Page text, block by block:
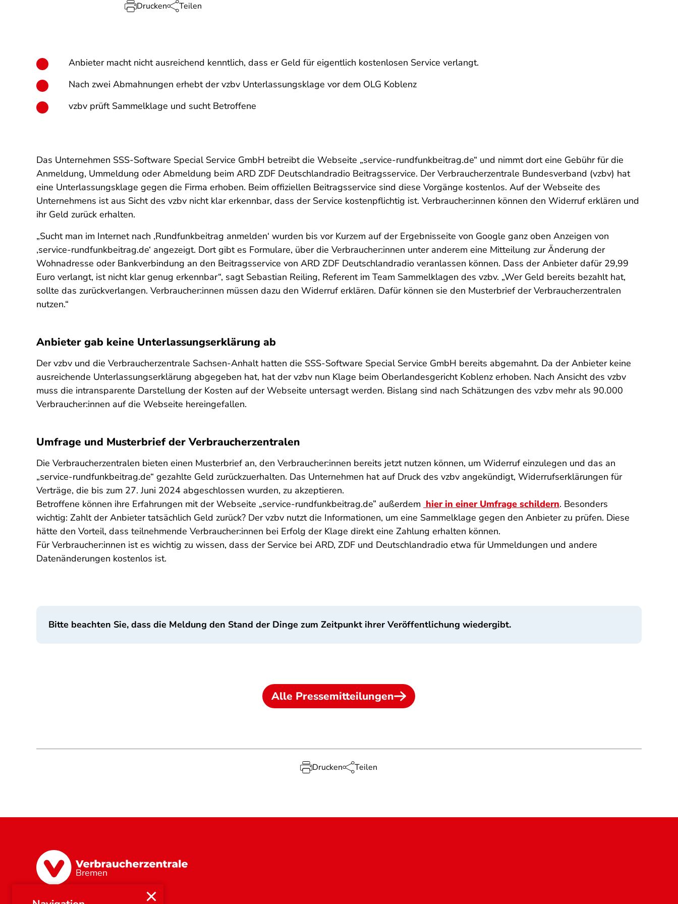
Drucken Teilen
Anbieter macht nicht ausreichend kenntlich, dass er Geld für eigentlich kostenlosen Service verlangt.
Nach zwei Abmahnungen erhebt der vzbv Unterlassungsklage vor dem OLG Koblenz
vzbv prüft Sammelklage und sucht Betroffene
Das Unternehmen SSS-Software Special Service GmbH betreibt die Webseite „service-rundfunkbeitrag.de“ und nimmt dort eine Gebühr für die
Anmeldung, Ummeldung oder Abmeldung beim ARD ZDF Deutschlandradio Beitragsservice. Der Verbraucherzentrale Bundesverband (vzbv) hat
eine Unterlassungsklage gegen die Firma erhoben. Beim offiziellen Beitragsservice sind diese Vorgänge kostenlos. Auf der Webseite des
Unternehmens ist aus Sicht des vzbv nicht klar erkennbar, dass der Service kostenpflichtig ist. Verbraucher:innen können den Widerruf erklären und
ihr Geld zurück erhalten.
„Sucht man im Internet nach ‚Rundfunkbeitrag anmelden‘ wurden bis vor Kurzem auf der Ergebnisseite von Google ganz oben Anzeigen von
‚service-rundfunkbeitrag.de‘ angezeigt. Dort gibt es Formulare, über die Verbraucher:innen unter anderem eine Mitteilung zur Änderung der
Wohnadresse oder Bankverbindung an den Beitragsservice von ARD ZDF Deutschlandradio veranlassen können. Dass der Anbieter dafür 29,99
Euro verlangt, ist nicht klar genug erkennbar“, sagt Sebastian Reiling, Referent im Team Sammelklagen des vzbv. „Wer Geld bereits bezahlt hat,
sollte das zurückverlangen. Verbraucher:innen müssen dazu den Widerruf erklären. Dafür können sie den Musterbrief der Verbraucherzentralen
nutzen.“
Anbieter gab keine Unterlassungserklärung ab
Der vzbv und die Verbraucherzentrale Sachsen-Anhalt hatten die SSS-Software Special Service GmbH bereits abgemahnt. Da der Anbieter keine
ausreichende Unterlassungserklärung abgegeben hat, hat der vzbv nun Klage beim Oberlandesgericht Koblenz erhoben. Nach Ansicht des vzbv
muss die intransparente Darstellung der Kosten auf der Webseite untersagt werden. Bislang sind nach Schätzungen des vzbv mehr als 90.000
Verbraucher:innen auf die Webseite hereingefallen.
Umfrage und Musterbrief der Verbraucherzentralen
Die Verbraucherzentralen bieten einen Musterbrief an, den Verbraucher:innen bereits jetzt nutzen können, um Widerruf einzulegen und das an
„service-rundfunkbeitrag.de“ gezahlte Geld zurückzuerhalten. Das Unternehmen hat auf Druck des vzbv angekündigt, Widerrufserklärungen für
Verträge, die bis zum 27. Juni 2024 abgeschlossen wurden, zu akzeptieren.
Betroffene können ihre Erfahrungen mit der Webseite „service-rundfunkbeitrag.de” außerdem hier in einer Umfrage schildern. Besonders
wichtig: Zahlt der Anbieter tatsächlich Geld zurück? Der vzbv nutzt die Informationen, um eine Sammelklage gegen den Anbieter zu prüfen. Diese
hätte den Vorteil, dass teilnehmende Verbraucher:innen bei Erfolg der Klage direkt eine Zahlung erhalten können.
Für Verbraucher:innen ist es wichtig zu wissen, dass der Service bei ARD, ZDF und Deutschlandradio etwa für Ummeldungen und andere
Datenänderungen kostenlos ist.
Bitte beachten Sie, dass die Meldung den Stand der Dinge zum Zeitpunkt ihrer Veröffentlichung wiedergibt.
Alle Pressemitteilungen
Drucken Teilen
Bremen